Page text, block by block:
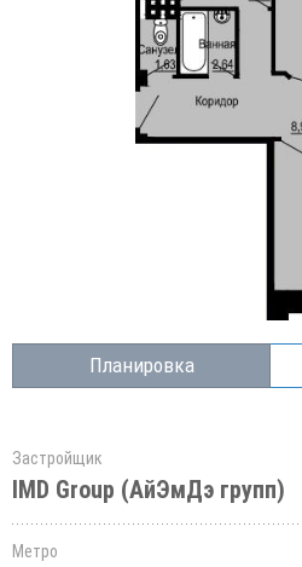
Планировка
Застройщик
IMD Group (АйЭмДэ групп)
Метро